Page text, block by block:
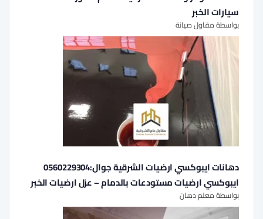
سيارات الخبر
بواسطة مقاول صيانة
دهانات ايبوكسي ارضيات الشرقية جوال:0560229304
ايبوكسي ارضيات مستودعات بالدمام – عزل ارضيات الخبر
بواسطة معلم دهان